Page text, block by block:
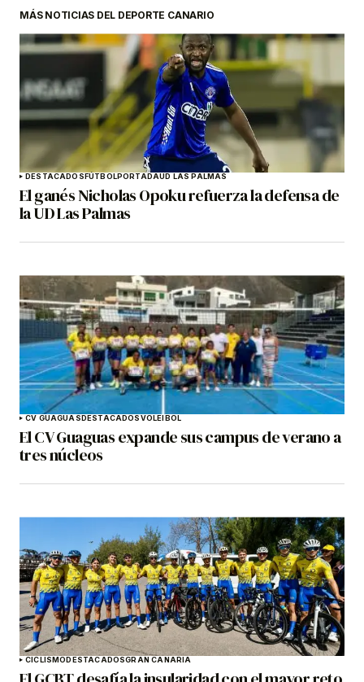
MÁS NOTICIAS DEL DEPORTE CANARIO
DESTACADOS FÚTBOLPORTADAUD LAS PALMAS
El ganés Nicholas Opoku refuerza la defensa de
la UD Las Palmas
CV GUAGUAS DESTACADOSVOLEIBOL
El CV Guaguas expande sus campus de verano a
tres núcleos
CICLISMO DESTACADOSGRAN CANARIA